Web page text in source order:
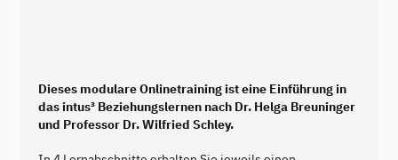
Dieses modulare Onlinetraining ist eine Einführung in
das intus³ Beziehungslernen nach Dr. Helga Breuninger
und Professor Dr. Wilfried Schley.